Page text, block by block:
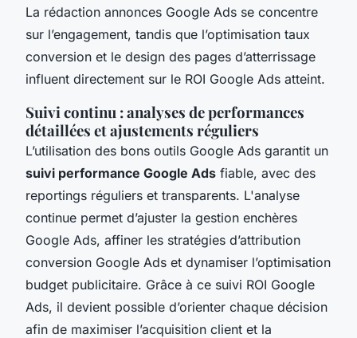
La rédaction annonces Google Ads se concentre
sur l’engagement, tandis que l’optimisation taux
conversion et le design des pages d’atterrissage
influent directement sur le ROI Google Ads atteint.
Suivi continu : analyses de performances
détaillées et ajustements réguliers
L’utilisation des bons outils Google Ads garantit un
suivi performance Google Ads fiable, avec des
reportings réguliers et transparents. L'analyse
continue permet d’ajuster la gestion enchères
Google Ads, affiner les stratégies d’attribution
conversion Google Ads et dynamiser l’optimisation
budget publicitaire. Grâce à ce suivi ROI Google
Ads, il devient possible d’orienter chaque décision
afin de maximiser l’acquisition client et la